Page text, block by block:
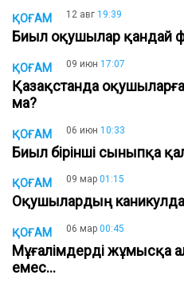
ҚОҒАМ 12 авг 19:39
Биыл оқушылар қандай
ҚОҒАМ 09 июн 17:07
Қазақстанда
ма?
ҚОҒАМ 06 июн 10:33
Биыл бірінші сыныпқа
ҚОҒАМ 09 мар 01:15
Оқушылардың
ҚОҒАМ 06 мар 00:45
Мұғалімдерді жұмысқа
емес...